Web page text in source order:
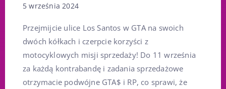
5 września 2024
Przejmijcie ulice Los Santos w GTA na swoich
dwóch kółkach i czerpcie korzyści z
motocyklowych misji sprzedaży! Do 11 września
za każdą kontrabandę i zadania sprzedażowe
otrzymacie podwójne GTA$ i RP, co sprawi, że